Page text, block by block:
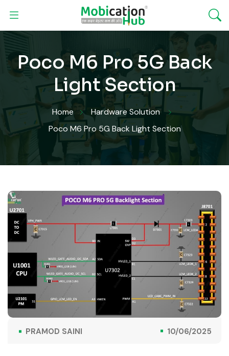
Poco M6 Pro 5G Back
Light Section
Home
Hardware Solution
Poco M6 Pro 5G Back Light Section
PRAMOD SAINI 10/06/2025